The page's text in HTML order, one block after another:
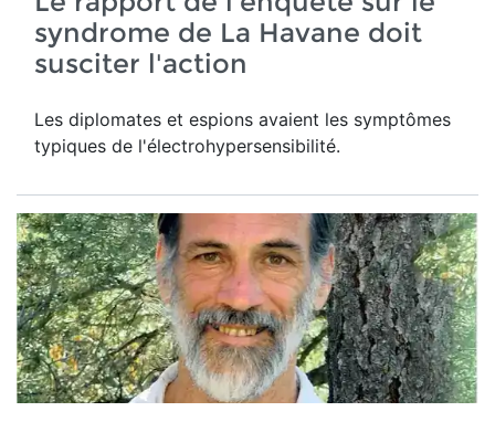
syndrome de La Havane doit
susciter l'action
Les diplomates et espions avaient les symptômes
typiques de l'électrohypersensibilité.